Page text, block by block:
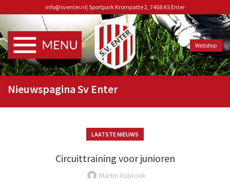
info@sventer.nl| Sportpark Krompatte 2, 7468 AS Enter
Webshop
Nieuwspagina Sv Enter
LAATSTE NIEUWS
Circuittraining voor junioren
Martin Asbroek